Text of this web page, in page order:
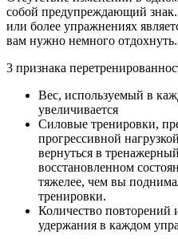
собой предупреждающий знак.
или более упражнениях
вам нужно немного отдохнуть.
3 признака
Вес, используемый в
увеличивается
Силовые тренировки,
прогрессивной
вернуться в
восстановленном
тяжелее, чем вы
тренировки.
Количество повторений
удержания в каждом